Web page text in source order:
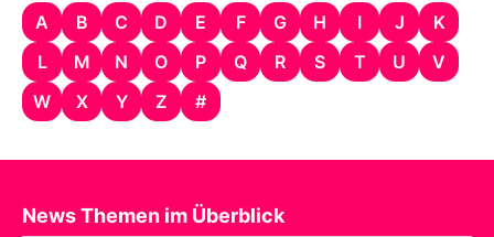
A B C D E F G H I J
K
L
M N O P Q R S T U
V
W
X Y Z #
News Themen im Überblick